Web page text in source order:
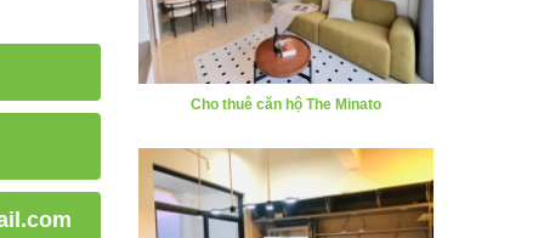
cho thuê căn hộ Vinhome Marina